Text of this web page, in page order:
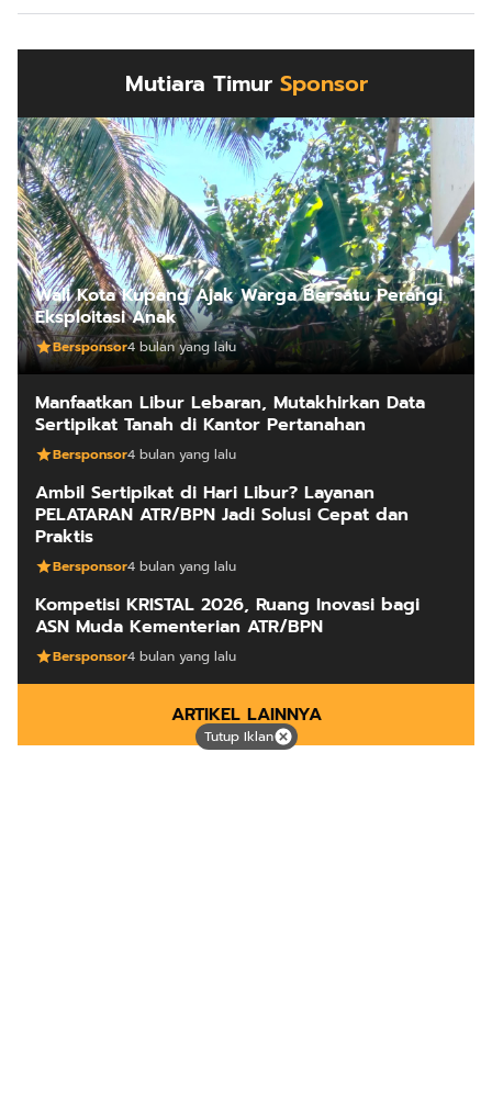
Mutiara Timur Sponsor
Wali Kota Kupang Ajak Warga Bersatu Perangi
Eksploitasi Anak
Bersponsor4 bulan yang lalu
Manfaatkan Libur Lebaran, Mutakhirkan Data
Sertipikat Tanah di Kantor Pertanahan
Bersponsor4 bulan yang lalu
Ambil Sertipikat di Hari Libur? Layanan
PELATARAN ATR/BPN Jadi Solusi Cepat dan
Praktis
Bersponsor4 bulan yang lalu
Kompetisi KRISTAL 2026, Ruang Inovasi bagi
ASN Muda Kementerian ATR/BPN
Bersponsor4 bulan yang lalu
ARTIKEL LAINNYA
Tutup Iklan